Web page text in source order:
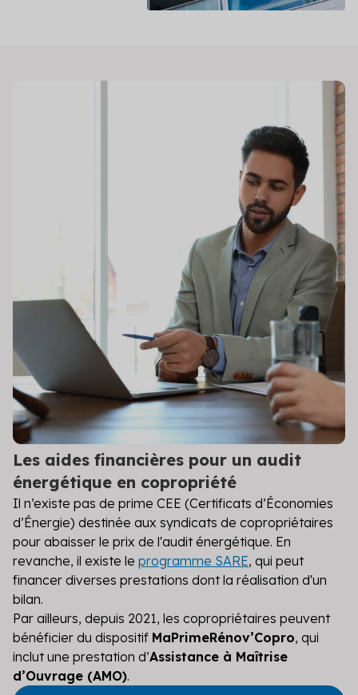
Les aides financières pour un audit
énergétique en copropriété
Il n’existe pas de prime CEE (Certificats d’Économies
d’Énergie) destinée aux syndicats de copropriétaires
pour abaisser le prix de l'audit énergétique. En
revanche, il existe le programme SARE, qui peut
financer diverses prestations dont la réalisation d'un
bilan.
Par ailleurs, depuis 2021, les copropriétaires peuvent
bénéficier du dispositif MaPrimeRénov’Copro, qui
inclut une prestation d’Assistance à Maîtrise
d’Ouvrage (AMO).